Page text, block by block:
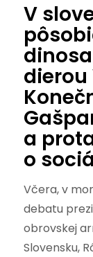
V
a
o
Včera, v
debatu
obrovskej
Slovensku,